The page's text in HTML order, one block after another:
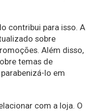
contribui para isso. A
sobre
Além disso,
temas de
lo em
com a loja. O